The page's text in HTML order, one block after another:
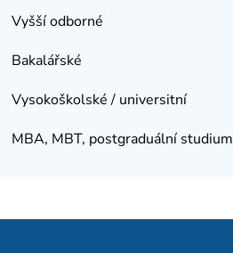
Vyšší odborné
Bakalářské
Vysokoškolské / universitní
MBA, MBT, postgraduální studium